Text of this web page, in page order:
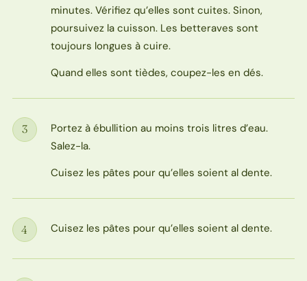
minutes. Vérifiez qu’elles sont cuites. Sinon,
poursuivez la cuisson. Les betteraves sont
toujours longues à cuire.
Quand elles sont tièdes, coupez-les en dés.
Étape
3
Portez à ébullition au moins trois litres d’eau.
Salez-la.
Cuisez les pâtes pour qu’elles soient al dente.
Étape
4 Cuisez les pâtes pour qu’elles soient al dente.